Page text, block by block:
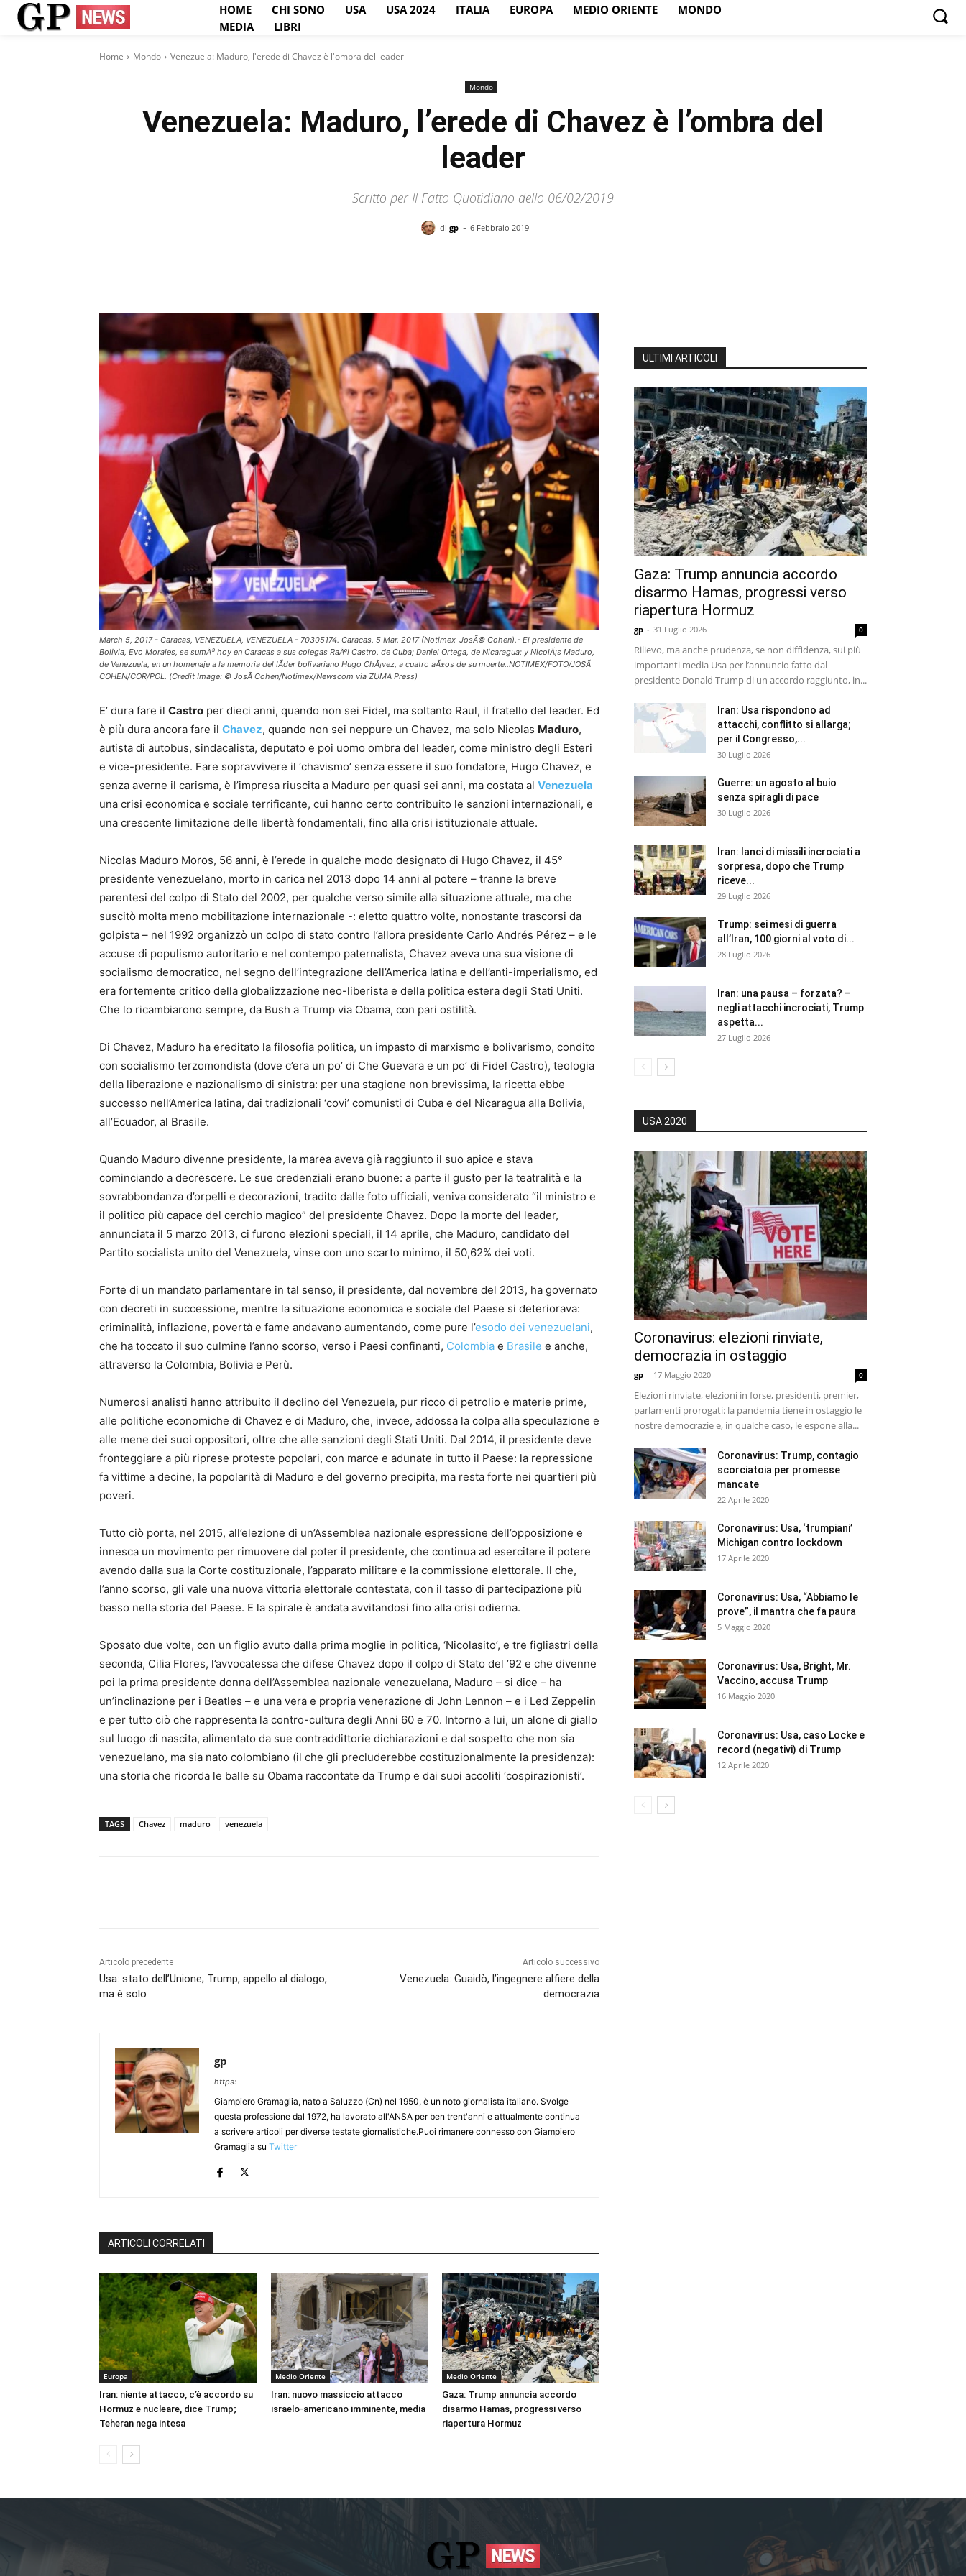
HOME CHI SONO USA USA 2024 ITALIA EUROPA MEDIO ORIENTE
MONDO
MEDIA
LIBRI
Home Mondo Venezuela: Maduro, l'erede di Chavez è l'ombra del leader
Mondo
Venezuela: Maduro, l’erede di Chavez è l’ombra del
leader
Scritto per Il Fatto Quotidiano dello 06/02/2019
di gp - 6 Febbraio 2019
March 5, 2017 - Caracas, VENEZUELA, VENEZUELA - 70305174. Caracas, 5 Mar. 2017 (Notimex-JosÃ© Cohen).- El presidente de
Bolivia, Evo Morales, se sumÃ³ hoy en Caracas a sus colegas RaÃºl Castro, de Cuba; Daniel Ortega, de Nicaragua; y NicolÃ¡s Maduro,
de Venezuela, en un homenaje a la memoria del lÃ­der bolivariano Hugo ChÃ¡vez, a cuatro aÃ±os de su muerte..NOTIMEX/FOTO/JOSÃ
COHEN/COR/POL. (Credit Image: © JosÃ Cohen/Notimex/Newscom via ZUMA Press)
E’ dura fare il Castro per dieci anni, quando non sei Fidel, ma soltanto Raul, il fratello del leader. Ed
è più dura ancora fare il Chavez, quando non sei neppure un Chavez, ma solo Nicolas Maduro,
autista di autobus, sindacalista, deputato e poi uomo ombra del leader, come ministro degli Esteri
e vice-presidente. Fare sopravvivere il ‘chavismo’ senza essere il suo fondatore, Hugo Chavez, e
senza averne il carisma, è l’impresa riuscita a Maduro per quasi sei anni, ma costata al Venezuela
una crisi economica e sociale terrificante, cui hanno certo contribuito le sanzioni internazionali, e
una crescente limitazione delle libertà fondamentali, fino alla crisi istituzionale attuale.
Nicolas Maduro Moros, 56 anni, è l’erede in qualche modo designato di Hugo Chavez, il 45°
presidente venezuelano, morto in carica nel 2013 dopo 14 anni al potere – tranne la breve
parentesi del colpo di Stato del 2002, per qualche verso simile alla situazione attuale, ma che
suscitò molta meno mobilitazione internazionale -: eletto quattro volte, nonostante trascorsi da
golpista – nel 1992 organizzò un colpo di stato contro l’allora presidente Carlo Andrés Pérez – e le
accuse di populismo autoritario e nel contempo paternalista, Chavez aveva una sua visione di
socialismo democratico, nel segno dell’integrazione dell’America latina e dell’anti-imperialismo, ed
era fortemente critico della globalizzazione neo-liberista e della politica estera degli Stati Uniti.
Che lo ricambiarono sempre, da Bush a Trump via Obama, con pari ostilità.
Di Chavez, Maduro ha ereditato la filosofia politica, un impasto di marxismo e bolivarismo, condito
con socialismo terzomondista (dove c’era un po’ di Che Guevara e un po’ di Fidel Castro), teologia
della liberazione e nazionalismo di sinistra: per una stagione non brevissima, la ricetta ebbe
successo nell’America latina, dai tradizionali ‘covi’ comunisti di Cuba e del Nicaragua alla Bolivia,
all’Ecuador, al Brasile.
Quando Maduro divenne presidente, la marea aveva già raggiunto il suo apice e stava
cominciando a decrescere. Le sue credenziali erano buone: a parte il gusto per la teatralità e la
sovrabbondanza d’orpelli e decorazioni, tradito dalle foto ufficiali, veniva considerato “il ministro e
il politico più capace del cerchio magico” del presidente Chavez. Dopo la morte del leader,
annunciata il 5 marzo 2013, ci furono elezioni speciali, il 14 aprile, che Maduro, candidato del
Partito socialista unito del Venezuela, vinse con uno scarto minimo, il 50,62% dei voti.
Forte di un mandato parlamentare in tal senso, il presidente, dal novembre del 2013, ha governato
con decreti in successione, mentre la situazione economica e sociale del Paese si deteriorava:
criminalità, inflazione, povertà e fame andavano aumentando, come pure l’esodo dei venezuelani,
che ha toccato il suo culmine l’anno scorso, verso i Paesi confinanti, Colombia e Brasile e anche,
attraverso la Colombia, Bolivia e Perù.
Numerosi analisti hanno attribuito il declino del Venezuela, pur ricco di petrolio e materie prime,
alle politiche economiche di Chavez e di Maduro, che, invece, addossa la colpa alla speculazione e
alle mene dei suoi oppositori, oltre che alle sanzioni degli Stati Uniti. Dal 2014, il presidente deve
fronteggiare a più riprese proteste popolari, con marce e adunate in tutto il Paese: la repressione
fa vittime a decine, la popolarità di Maduro e del governo precipita, ma resta forte nei quartieri più
poveri.
Tutto ciò porta, nel 2015, all’elezione di un’Assemblea nazionale espressione dell’opposizione e
innesca un movimento per rimuovere dal poter il presidente, che continua ad esercitare il potere
avendo dalla sua la Corte costituzionale, l’apparato militare e la commissione elettorale. Il che,
l’anno scorso, gli vale una nuova vittoria elettorale contestata, con il tasso di partecipazione più
basso nella storia del Paese. E la spirale è andata avvitandosi fino alla crisi odierna.
Sposato due volte, con un figlio avuto dalla prima moglie in politica, ‘Nicolasito’, e tre figliastri della
seconda, Cilia Flores, l’avvocatessa che difese Chavez dopo il colpo di Stato del ’92 e che divenne
poi la prima presidente donna dell’Assemblea nazionale venezuelana, Maduro – si dice – ha
un’inclinazione per i Beatles – e una vera e propria venerazione di John Lennon – e i Led Zeppelin
e per tutto ciò che rappresenta la contro-cultura degli Anni 60 e 70. Intorno a lui, un alone di giallo
sul luogo di nascita, alimentato da sue contraddittorie dichiarazioni e dal sospetto che non sia
venezuelano, ma sia nato colombiano (il che gli precluderebbe costituzionalmente la presidenza):
una storia che ricorda le balle su Obama raccontate da Trump e dai suoi accoliti ‘cospirazionisti’.
TAGS Chavez maduro venezuela
Articolo precedente
Usa: stato dell’Unione; Trump, appello al dialogo,
ma è solo
Articolo successivo
Venezuela: Guaidò, l’ingegnere alfiere della
democrazia
gp
https:
Giampiero Gramaglia, nato a Saluzzo (Cn) nel 1950, è un noto giornalista italiano. Svolge
questa professione dal 1972, ha lavorato all'ANSA per ben trent'anni e attualmente continua
a scrivere articoli per diverse testate giornalistiche.Puoi rimanere connesso con Giampiero
Gramaglia su Twitter
ARTICOLI CORRELATI
Europa
Iran: niente attacco, c’è accordo su
Hormuz e nucleare, dice Trump;
Teheran nega intesa
Medio Oriente
Iran: nuovo massiccio attacco
israelo-americano imminente, media
Medio Oriente
Gaza: Trump annuncia accordo
disarmo Hamas, progressi verso
riapertura Hormuz
ULTIMI ARTICOLI
Gaza: Trump annuncia accordo
disarmo Hamas, progressi verso
riapertura Hormuz
gp - 31 Luglio 2026 0
Rilievo, ma anche prudenza, se non diffidenza, sui più
importanti media Usa per l’annuncio fatto dal
presidente Donald Trump di un accordo raggiunto, in...
Iran: Usa rispondono ad
attacchi, conflitto si allarga;
per il Congresso,...
30 Luglio 2026
Guerre: un agosto al buio
senza spiragli di pace
30 Luglio 2026
Iran: lanci di missili incrociati a
sorpresa, dopo che Trump
riceve...
29 Luglio 2026
Trump: sei mesi di guerra
all’Iran, 100 giorni al voto di...
28 Luglio 2026
Iran: una pausa – forzata? –
negli attacchi incrociati, Trump
aspetta...
27 Luglio 2026
USA 2020
Coronavirus: elezioni rinviate,
democrazia in ostaggio
gp - 17 Maggio 2020 0
Elezioni rinviate, elezioni in forse, presidenti, premier,
parlamenti prorogati: la pandemia tiene in ostaggio le
nostre democrazie e, in qualche caso, le espone alla...
Coronavirus: Trump, contagio
scorciatoia per promesse
mancate
22 Aprile 2020
Coronavirus: Usa, ‘trumpiani’
Michigan contro lockdown
17 Aprile 2020
Coronavirus: Usa, “Abbiamo le
prove”, il mantra che fa paura
5 Maggio 2020
Coronavirus: Usa, Bright, Mr.
Vaccino, accusa Trump
16 Maggio 2020
Coronavirus: Usa, caso Locke e
record (negativi) di Trump
12 Aprile 2020